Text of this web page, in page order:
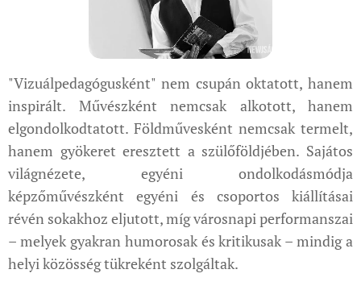
"Vizuálpedagógusként" nem csupán oktatott, hanem
inspirált. Művészként nemcsak alkotott, hanem
elgondolkodtatott. Földművesként nemcsak termelt,
hanem gyökeret eresztett a szülőföldjében. Sajátos
világnézete, egyéni ondolkodásmódja
képzőművészként egyéni és csoportos kiállításai
révén sokakhoz eljutott, míg városnapi performanszai
– melyek gyakran humorosak és kritikusak – mindig a
helyi közösség tükreként szolgáltak.